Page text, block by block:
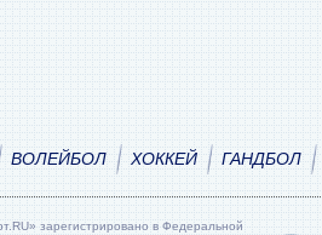
ВОЛЕЙБОЛ ХОККЕЙ ГАНДБОЛ
зарегистрировано в Федеральной